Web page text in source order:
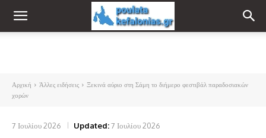
Αρχική Άλλες ειδήσεις
Ξεκινά αύριο στη Σάμη το διήμερο φεστιβάλ παραδοσιακών
χορών
7 Ιουλίου 2026 Updated:7 Ιουλίου 2026